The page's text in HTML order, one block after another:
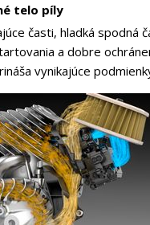
telo píly
časti, hladká spodná
a dobre
vynikajúce